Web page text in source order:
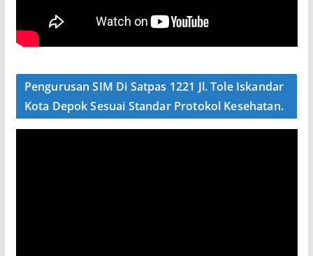
Pengurusan SIM Di Satpas 1221 Jl. Tole Iskandar
Kota Depok Sesuai Standar Protokol Kesehatan.